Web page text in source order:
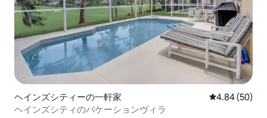
ヘインズシティーの一軒家 レビュー50
4.84 (50)
ヘインズシティのバケーションヴィラ